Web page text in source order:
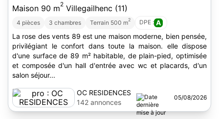
Maison 90 m2 Villegailhenc (11)
4 pièces 3 chambres Terrain 500 m2 DPE : A
La rose des vents 89 est une maison moderne, bien pensée,
privilégiant le confort dans toute la maison. elle dispose
d'une surface de 89 m² habitable, de plain-pied, optimisée
et composée d'un hall d'entrée avec wc et placards, d'un
salon séjour...
OC RESIDENCES
142 annonces
05/08/2026